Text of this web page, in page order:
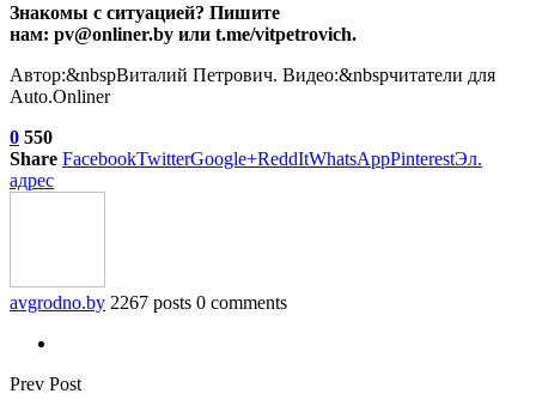
Знакомы с ситуацией? Пишите
нам: pv@onliner.by или t.me/vitpetrovich.
Автор:&nbspВиталий Петрович. Видео:&nbspчитатели для
Auto.Onliner
0 550
Share FacebookTwitterGoogle+ReddItWhatsAppPinterestЭл.
адрес
avgrodno.by 2267 posts 0 comments
Prev Post